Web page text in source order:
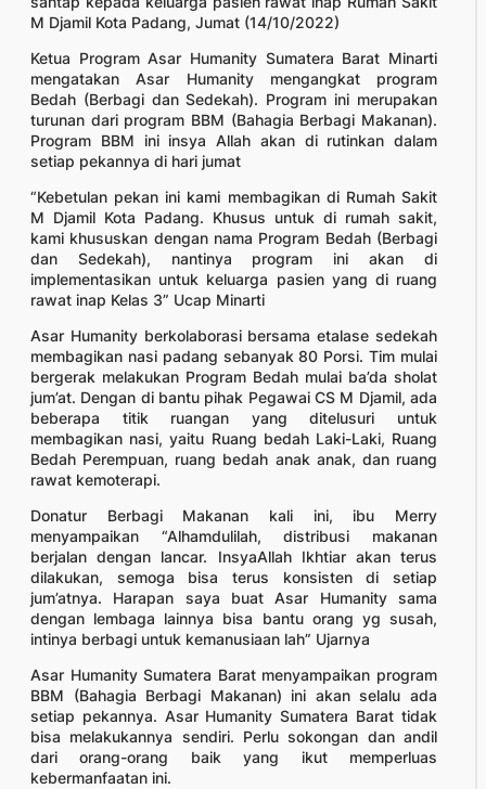
M Djamil Kota Padang, Jumat (14/10/2022)
Ketua Program Asar Humanity Sumatera Barat Minarti
mengatakan Asar Humanity mengangkat program
Bedah (Berbagi dan Sedekah). Program ini merupakan
turunan dari program BBM (Bahagia Berbagi Makanan).
Program BBM ini insya Allah akan di rutinkan dalam
setiap pekannya di hari jumat
“Kebetulan pekan ini kami membagikan di Rumah Sakit
M Djamil Kota Padang. Khusus untuk di rumah sakit,
kami khususkan dengan nama Program Bedah (Berbagi
dan Sedekah), nantinya program ini akan di
implementasikan untuk keluarga pasien yang di ruang
rawat inap Kelas 3” Ucap Minarti
Asar Humanity berkolaborasi bersama etalase sedekah
membagikan nasi padang sebanyak 80 Porsi. Tim mulai
bergerak melakukan Program Bedah mulai ba’da sholat
jum’at. Dengan di bantu pihak Pegawai CS M Djamil, ada
beberapa titik ruangan yang ditelusuri untuk
membagikan nasi, yaitu Ruang bedah Laki-Laki, Ruang
Bedah Perempuan, ruang bedah anak anak, dan ruang
rawat kemoterapi.
Donatur Berbagi Makanan kali ini, ibu Merry
menyampaikan “Alhamdulilah, distribusi makanan
berjalan dengan lancar. InsyaAllah Ikhtiar akan terus
dilakukan, semoga bisa terus konsisten di setiap
jum’atnya. Harapan saya buat Asar Humanity sama
dengan lembaga lainnya bisa bantu orang yg susah,
intinya berbagi untuk kemanusiaan lah” Ujarnya
Asar Humanity Sumatera Barat menyampaikan program
BBM (Bahagia Berbagi Makanan) ini akan selalu ada
setiap pekannya. Asar Humanity Sumatera Barat tidak
bisa melakukannya sendiri. Perlu sokongan dan andil
dari orang-orang baik yang ikut memperluas
kebermanfaatan ini.